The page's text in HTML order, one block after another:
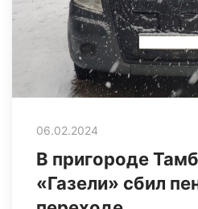
06.02.2024
В пригороде
«Газели» сбил